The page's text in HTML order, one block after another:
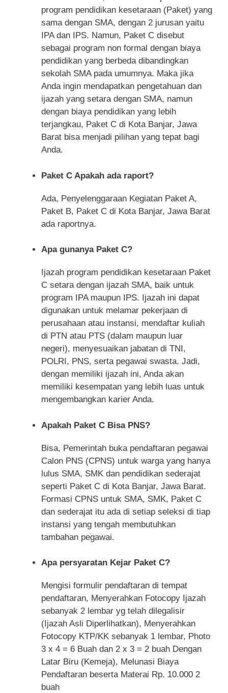
program pendidikan kesetaraan (Paket) yang
sama dengan SMA, dengan 2 jurusan yaitu
IPA dan IPS. Namun, Paket C disebut
sebagai program non formal dengan biaya
pendidikan yang berbeda dibandingkan
sekolah SMA pada umumnya. Maka jika
Anda ingin mendapatkan pengetahuan dan
ijazah yang setara dengan SMA, namun
dengan biaya pendidikan yang lebih
terjangkau, Paket C di Kota Banjar, Jawa
Barat bisa menjadi pilihan yang tepat bagi
Anda.
Paket C Apakah ada raport?
Ada, Penyelenggaraan Kegiatan Paket A,
Paket B, Paket C di Kota Banjar, Jawa Barat
ada raportnya.
Apa gunanya Paket C?
Ijazah program pendidikan kesetaraan Paket
C setara dengan ijazah SMA, baik untuk
program IPA maupun IPS. Ijazah ini dapat
digunakan untuk melamar pekerjaan di
perusahaan atau instansi, mendaftar kuliah
di PTN atau PTS (dalam maupun luar
negeri), menyesuaikan jabatan di TNI,
POLRI, PNS, serta pegawai swasta. Jadi,
dengan memiliki ijazah ini, Anda akan
memiliki kesempatan yang lebih luas untuk
mengembangkan karier Anda.
Apakah Paket C Bisa PNS?
Bisa, Pemerintah buka pendaftaran pegawai
Calon PNS (CPNS) untuk warga yang hanya
lulus SMA, SMK dan pendidikan sederajat
seperti Paket C di Kota Banjar, Jawa Barat.
Formasi CPNS untuk SMA, SMK, Paket C
dan sederajat itu ada di setiap seleksi di tiap
instansi yang tengah membutuhkan
tambahan pegawai.
Apa persyaratan Kejar Paket C?
Mengisi formulir pendaftaran di tempat
pendaftaran, Menyerahkan Fotocopy Ijazah
sebanyak 2 lembar yg telah dilegalisir
(Ijazah Asli Diperlihatkan), Menyerahkan
Fotocopy KTP/KK sebanyak 1 lembar, Photo
3 x 4 = 6 Buah dan 2 x 3 = 2 buah Dengan
Latar Biru (Kemeja), Melunasi Biaya
Pendaftaran beserta Materai Rp. 10.000 2
buah